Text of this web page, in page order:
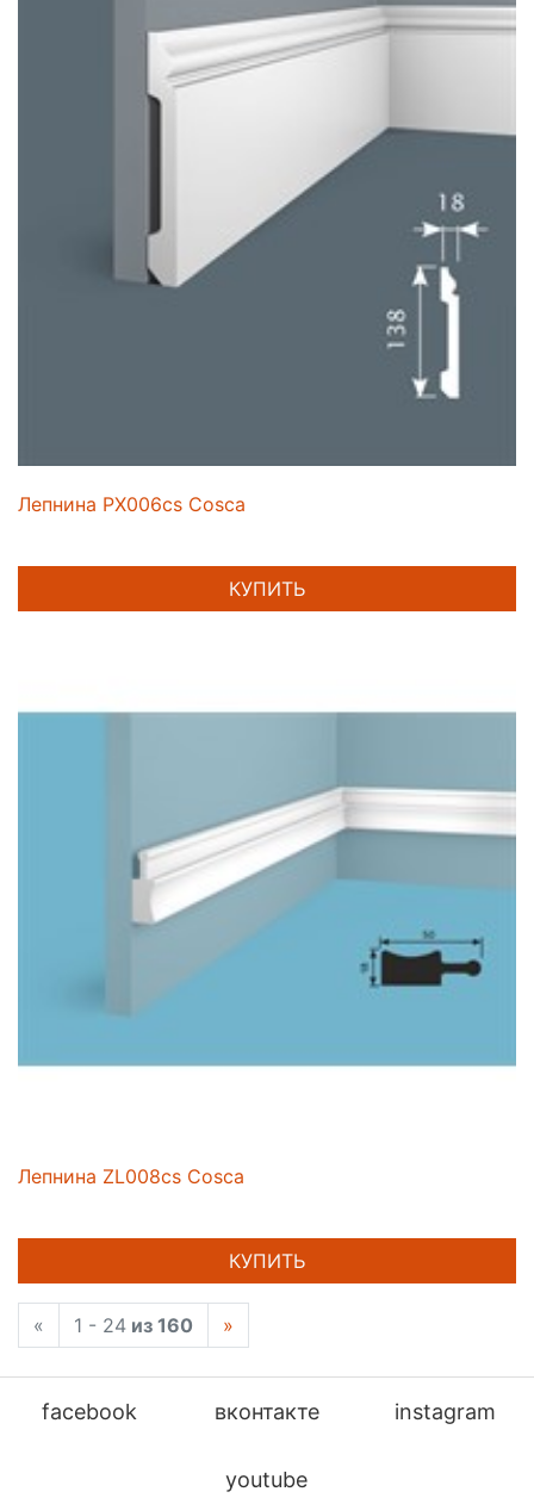
Лепнина PX006cs Cosca
КУПИТЬ
Лепнина ZL008cs Cosca
КУПИТЬ
« 1 - 24 из 160 »
facebook вконтакте instagram
youtube